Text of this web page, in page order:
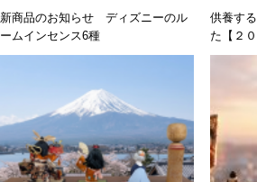
新商品のお知らせ ディズニーのル
ームインセンス6種
供養す
た【２